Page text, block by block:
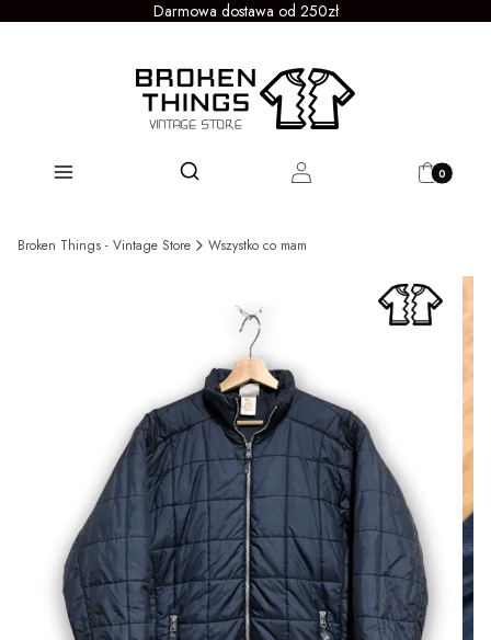
Darmowa dostawa od 250zł
Menu Otwórz wyszukiwarkę
Szukaj Zaloguj się Produkty
Koszyk
Broken Things - Vintage Store Wszystko co mam